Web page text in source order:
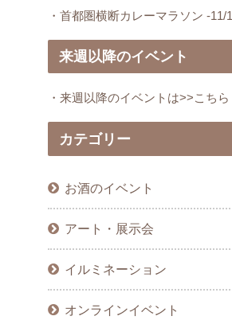
・首都圏横断カレーマラソン -11/1
来週以降のイベント
・来週以降のイベントは>>こちら
カテゴリー
お酒のイベント
アート・展示会
イルミネーション
オンラインイベント